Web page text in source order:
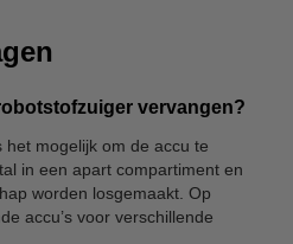
vervangen?
mogelijk om de accu te
in een apart compartiment en
worden losgemaakt. Op
accu’s voor verschillende